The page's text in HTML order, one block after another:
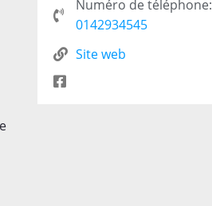
Numéro de téléphone:
0142934545
Site web